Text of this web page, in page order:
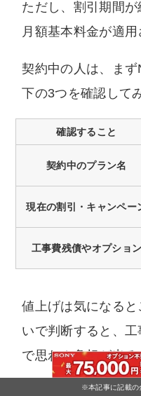
※本記事に記載の
ただし、割引期間
月額基本料金が適用
契約中の人は、ま
下の3つを確認して
確認すること
契約中のプラン名
現在の割引・キャンペー
工事費残債やオプション
値上げは気になる
いで判断すると、
で思わぬ負担が出る
まずは自分の契約